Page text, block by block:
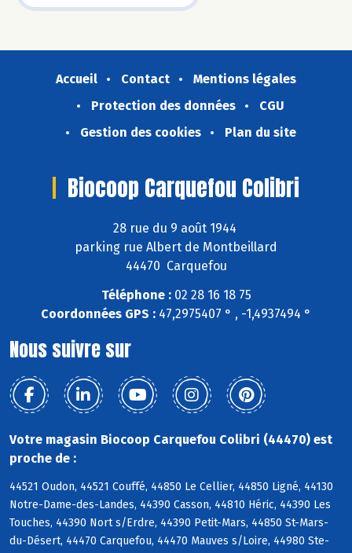
Accueil Contact
Mentions légales
Protection des données
CGU
Gestion des cookies
Plan du site
Biocoop Carquefou Colibri
28 rue du 9 août 1944
parking rue Albert de Montbeillard
44470 Carquefou
Téléphone :02 28 16 18 75
Coordonnées GPS : 47,2975407 ° , -1,4937494 °
Nous suivre sur
Votre magasin Biocoop Carquefou Colibri (44470) est
proche de :
44521 Oudon, 44521 Couffé, 44850 Le Cellier, 44850 Ligné, 44130
Notre-Dame-des-Landes, 44390 Casson, 44810 Héric, 44390 Les
Touches, 44390 Nort s/Erdre, 44390 Petit-Mars, 44850 St-Mars-
du-Désert, 44470 Carquefou, 44470 Mauves s/Loire, 44980 Ste-